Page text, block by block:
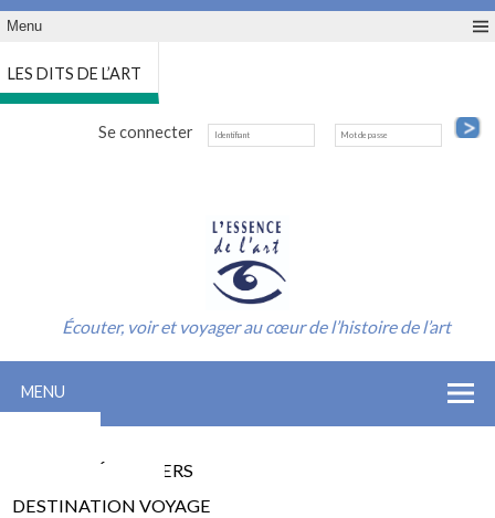
Menu
LES DITS DE L’ART
Se connecter
Écouter, voir et voyager au cœur de l’histoire de l’art
MENU
LES CONFÉRENCIERS
DESTINATION VOYAGE